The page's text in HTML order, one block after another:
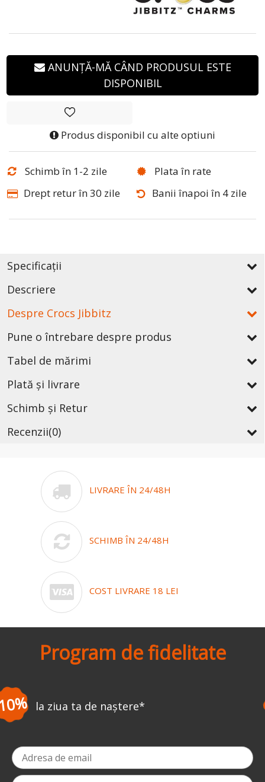
ANUNȚĂ-MĂ CÂND PRODUSUL ESTE
DISPONIBIL
Produs disponibil cu alte optiuni
Schimb în 1-2 zile
Plata în rate
Drept retur în 30 zile
Banii înapoi în 4 zile
Specificații
Descriere
Despre Crocs Jibbitz
Pune o întrebare despre produs
Tabel de mărimi
Plată și livrare
Schimb și Retur
Recenzii(0)
LIVRARE ÎN 24/48H
SCHIMB ÎN 24/48H
COST LIVRARE 18 LEI
Program de fidelitate
-3% la prima comandă